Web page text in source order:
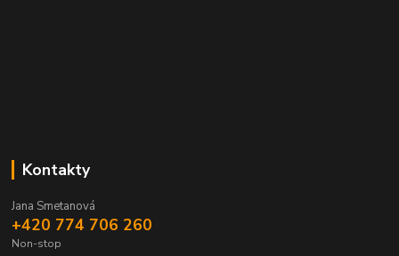
Kontakty
Jana Smetanová
+420 774 706 260
Non-stop